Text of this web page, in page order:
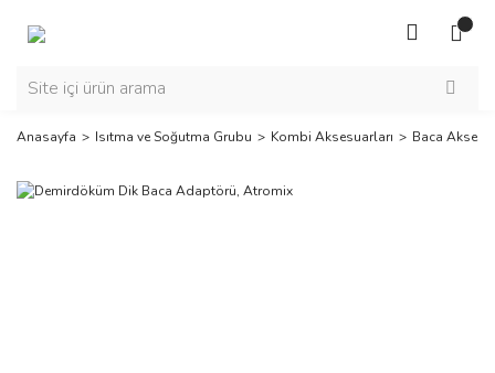
Anasayfa Isıtma ve Soğutma Grubu Kombi Aksesuarları Baca